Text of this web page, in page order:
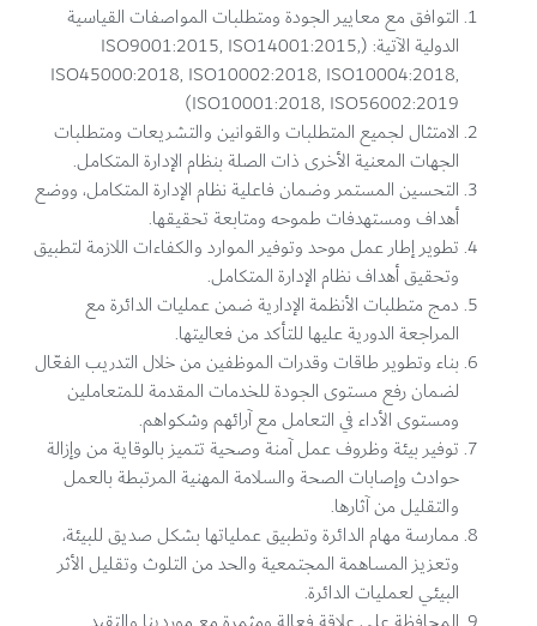
التوافق مع معايير الجودة ومتطلبات المواصفات القياسية
الدولية الآتية: (ISO9001:2015, ISO14001:2015,
ISO45000:2018, ISO10002:2018, ISO10004:2018,
ISO10001:2018, ISO56002:2019)
الامتثال لجميع المتطلبات والقوانين والتشريعات ومتطلبات
الجهات المعنية الأخرى ذات الصلة بنظام الإدارة المتكامل.
التحسين المستمر وضمان فاعلية نظام الإدارة المتكامل، ووضع
أهداف ومستهدفات طموحه ومتابعة تحقيقها.
تطوير إطار عمل موحد وتوفير الموارد والكفاءات اللازمة لتطبيق
وتحقيق أهداف نظام الإدارة المتكامل.
دمج متطلبات الأنظمة الإدارية ضمن عمليات الدائرة مع
المراجعة الدورية عليها للتأكد من فعاليتها.
بناء وتطوير طاقات وقدرات الموظفين من خلال التدريب الفعّال
لضمان رفع مستوى الجودة للخدمات المقدمة للمتعاملين
ومستوى الأداء في التعامل مع آرائهم وشكواهم.
توفير بيئة وظروف عمل آمنة وصحية تتميز بالوقاية من وإزالة
حوادث وإصابات الصحة والسلامة المهنية المرتبطة بالعمل
والتقليل من آثارها.
ممارسة مهام الدائرة وتطبيق عملياتها بشكل صديق للبيئة،
وتعزيز المساهمة المجتمعية والحد من التلوث وتقليل الأثر
البيئي لعمليات الدائرة.